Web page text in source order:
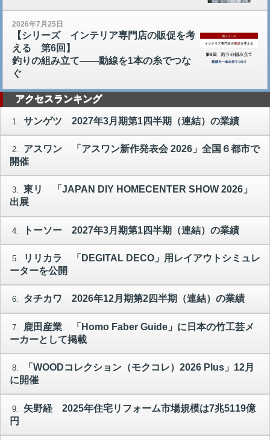
2026年7月25日
【シリーズ インテリア専門店の販促を考
える 第6回】
釣りの組み立て――動線を1本の糸でつな
ぐ
アクセスランキング
1. サンゲツ 2027年3月期第1四半期（連結）の業績
2.
アスワン 「アスワン新作発表会 2026」全国６都市で
開催
3. 東リ 「JAPAN DIY HOMECENTER SHOW 2026」
出展
4. トーソー 2027年3月期第1四半期（連結）の業績
5.
リリカラ 「DEGITAL DECO」用レイアウトシミュレ
ーターを公開
6. タチカワ 2026年12月期第2四半期（連結）の業績
7.
鹿田産業 「Homo Faber Guide」に日本の竹工芸メ
ーカーとして掲載
8.
「WOODコレクション（モクコレ）2026 Plus」12月
に開催
9.
矢野経 2025年住宅リフォーム市場規模は7兆5119億
円